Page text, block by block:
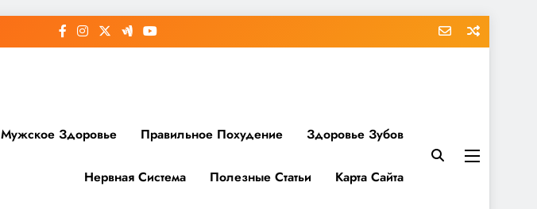
Мужское Здоровье Правильное Похудение Здоровье Зубов
Нервная Система Полезные Статьи Карта Сайта